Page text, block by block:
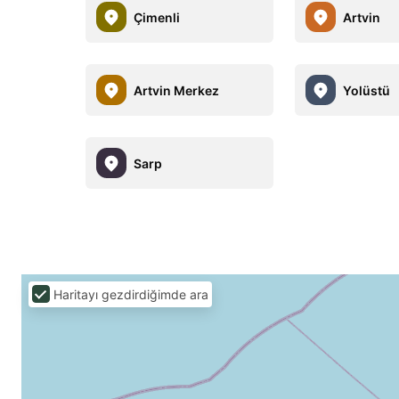
Çimenli Artvin
Artvin Merkez Yolüstü
Sarp
Haritayı gezdirdiğimde ara